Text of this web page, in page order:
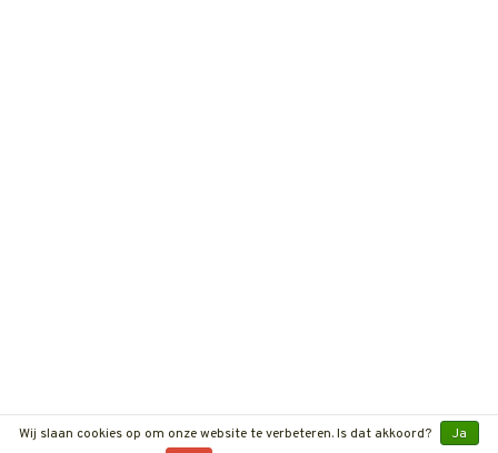
Wij slaan cookies op om onze website te verbeteren. Is dat akkoord?
Ja